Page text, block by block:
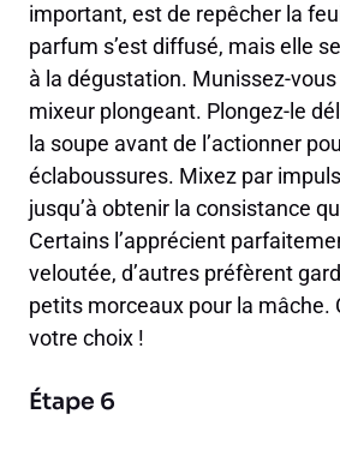
important, est de repêcher la
parfum s’est diffusé, mais elle
à la dégustation. Munissez-
mixeur plongeant. Plongez-le
la soupe avant de l’actionner
éclaboussures. Mixez par
jusqu’à obtenir la consistance
Certains l’apprécient
veloutée, d’autres préfèrent
petits morceaux pour la mâche.
votre choix !
Étape 6